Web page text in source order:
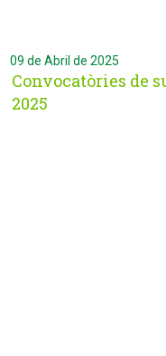
09 de Abril de 2025
Convocatòries de
2025